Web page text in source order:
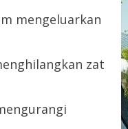
mengeluarkan
zat